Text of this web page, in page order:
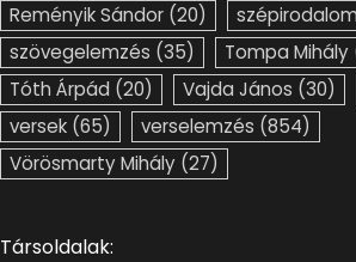
Reményik Sándor (20) szépirodalom
szövegelemzés (35) Tompa Mihály
Tóth Árpád (20) Vajda János (30)
versek (65) verselemzés (854)
Vörösmarty Mihály (27)
Társoldalak: